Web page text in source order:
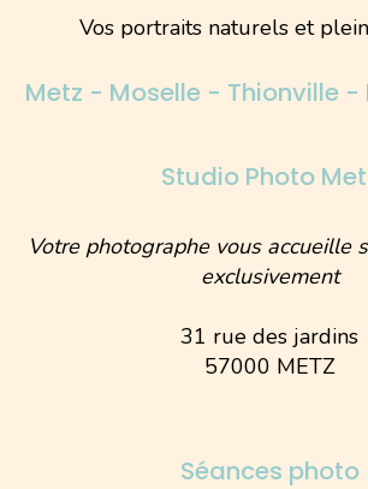
Vos portraits naturels et
Metz - Moselle - Thionville -
Studio Photo
Votre photographe vous accueille
exclusivement
31 rue des jardins
57000 METZ
Séances photo